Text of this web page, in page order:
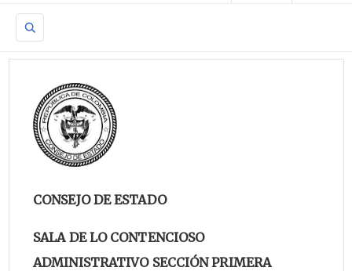
CONSEJO DE ESTADO
SALA DE LO CONTENCIOSO
ADMINISTRATIVO SECCIÓN PRIMERA